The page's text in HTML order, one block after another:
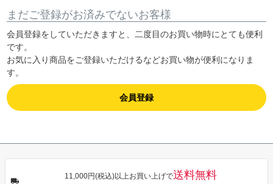
まだご登録がお済みでないお客様
会員登録をしていただきますと、二度目のお買い物時にとても便利
です。
お気に入り商品をご登録いただけるなどお買い物が便利になりま
す。
会員登録
11,000円(税込)以上お買い上げで送料無料